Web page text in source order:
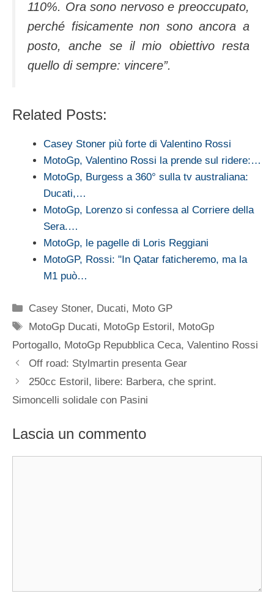
110%. Ora sono nervoso e preoccupato,
perché fisicamente non sono ancora a
posto, anche se il mio obiettivo resta
quello di sempre: vincere”.
Related Posts:
Casey Stoner più forte di Valentino Rossi
MotoGp, Valentino Rossi la prende sul ridere:…
MotoGp, Burgess a 360° sulla tv australiana:
Ducati,…
MotoGp, Lorenzo si confessa al Corriere della
Sera.…
MotoGp, le pagelle di Loris Reggiani
MotoGP, Rossi: "In Qatar faticheremo, ma la
M1 può…
Categorie
Casey Stoner, Ducati, Moto GP
Tag
MotoGp Ducati, MotoGp Estoril , MotoGp
Portogallo, MotoGp Repubblica Ceca, Valentino Rossi
Off road: Stylmartin presenta Gear
250cc Estoril, libere: Barbera, che sprint.
Simoncelli solidale con Pasini
Lascia un commento